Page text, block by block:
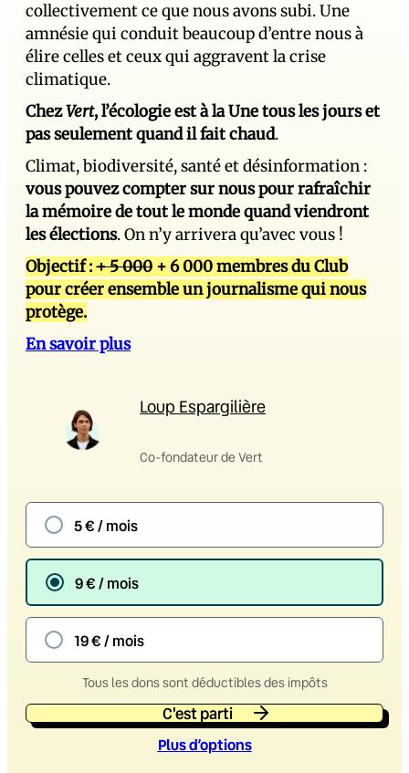
collectivement ce que nous avons subi. Une
amnésie qui conduit beaucoup d’entre nous à
élire celles et ceux qui aggravent la crise
climatique.
ChezVert, l’écologie est à la Une tous les jours et
pas seulement quand il fait chaud.
Climat, biodiversité, santé et désinformation :
vous pouvez compter sur nous pour rafraîchir
la mémoire de tout le monde quand viendront
les élections. On n’y arrivera qu’avec vous !
Objectif :+ 5 000 + 6 000 membres du Club
pour créer ensemble un journalisme qui nous
protège.
En savoir plus
Loup Espargilière
Co-fondateur de Vert
5 € / mois
9 € / mois
19 € / mois
Tous les dons sont déductibles des impôts
C'est parti
Plus d’options